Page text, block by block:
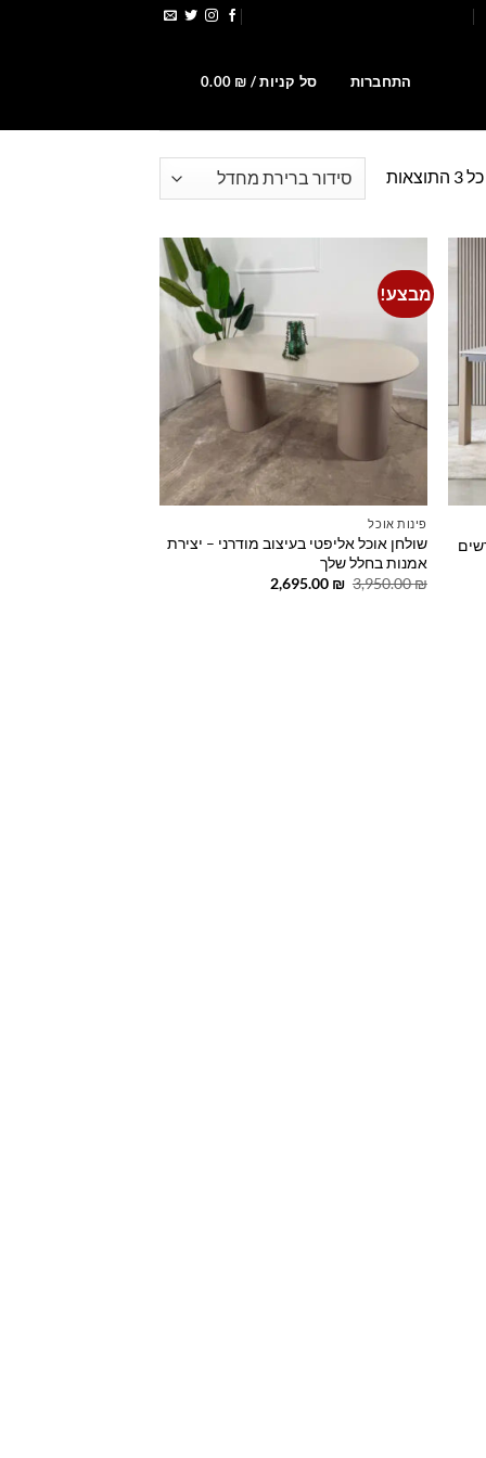
התחברות סל קניות / 0.00 ₪
מבצע!
Add to
wishlist
פינות אוכל
שולחן אוכל אליפטי בעיצוב מודרני – יצירת
אמנות בחלל שלך
3,950.00₪
המחיר
2,695.00 ₪